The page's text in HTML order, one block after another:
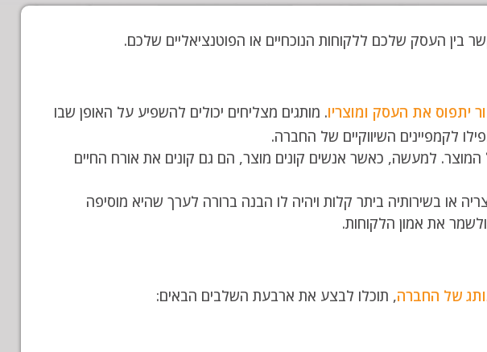
בין העסק שלכם ללקוחות הנוכחיים או הפוטנציאליים שלכם.
יתפוס את העסק ומוצריו. מותגים מצליחים יכולים להשפיע על האופן שבו
לקמפיינים השיווקיים של החברה.
למעשה, כאשר אנשים קונים מוצר, הם גם קונים את אורח החיים
או בשירותיה ביתר קלות ויהיה לו הבנה ברורה לערך שהיא מוסיפה
את אמון הלקוחות.
של החברה, תוכלו לבצע את ארבעת השלבים הבאים: